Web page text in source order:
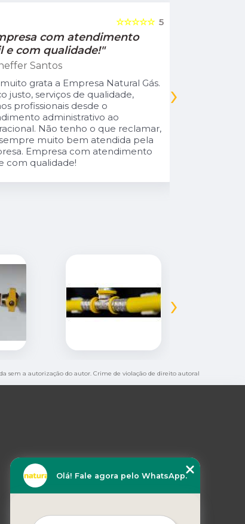
5
☆☆☆☆☆
com atendimento
e com qualidade!"
Santos
grata a Empresa Natural Gás.
justo, serviços de qualidade,
profissionais desde o
administrativo ao
Não tenho o que reclamar,
muito bem atendida pela
Empresa com atendimento
com qualidade!
›
›
sem a autorização do autor. Crime de violação de direito autoral
Olá! Fale agora pelo WhatsApp.